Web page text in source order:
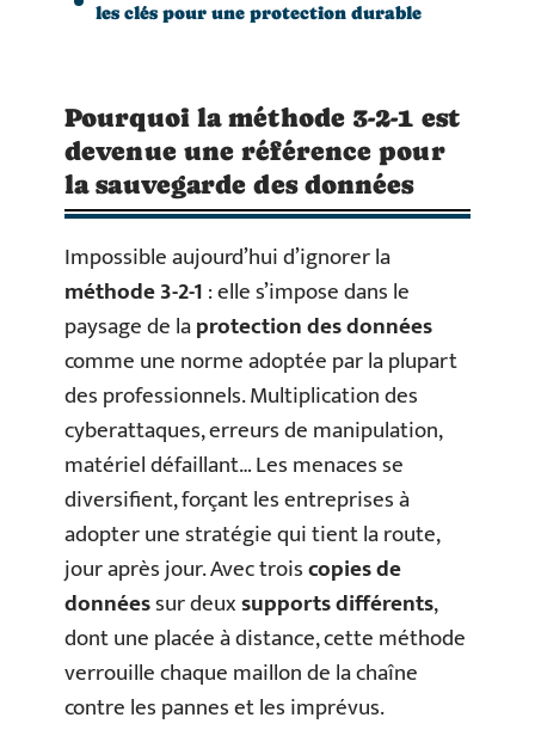
les clés pour une protection durable
Pourquoi la méthode 3-2-1 est
devenue une référence pour
la sauvegarde des données
Impossible aujourd’hui d’ignorer la
méthode 3-2-1: elle s’impose dans le
paysage de laprotection des données
comme une norme adoptée par la plupart
des professionnels. Multiplication des
cyberattaques, erreurs de manipulation,
matériel défaillant… Les menaces se
diversifient, forçant les entreprises à
adopter une stratégie qui tient la route,
jour après jour. Avec troiscopies de
donnéessur deuxsupports différents,
dont une placée à distance, cette méthode
verrouille chaque maillon de la chaîne
contre les pannes et les imprévus.